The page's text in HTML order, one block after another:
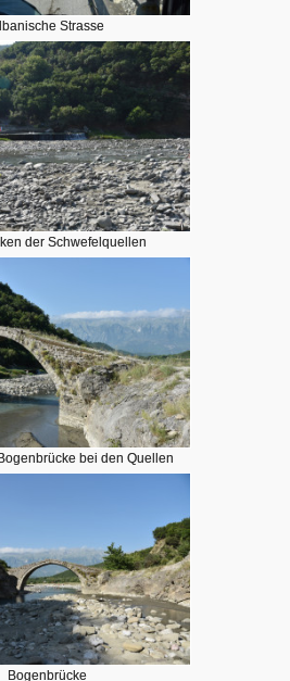
Strasse
der Schwefelquellen
bei den Quellen
Bogenbrücke